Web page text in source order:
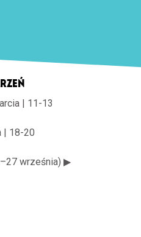
| 11-13
| 18-20
września) ▶